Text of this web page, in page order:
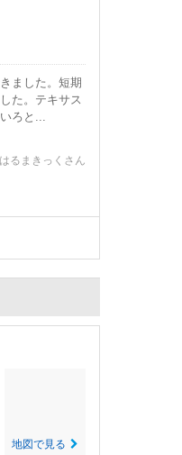
ました。短期
た。テキサス
ろと...
るまきっくさん
地図で見る